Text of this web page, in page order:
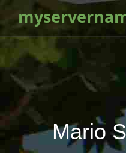
Mario